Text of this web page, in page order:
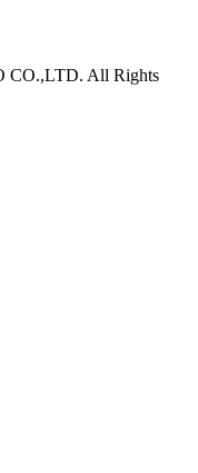
CO.,LTD. All Rights